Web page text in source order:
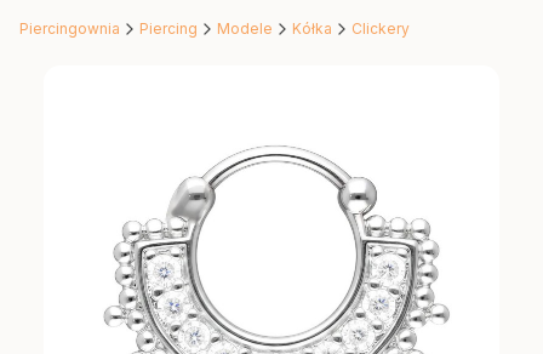
Piercingownia Piercing Modele Kółka Clickery